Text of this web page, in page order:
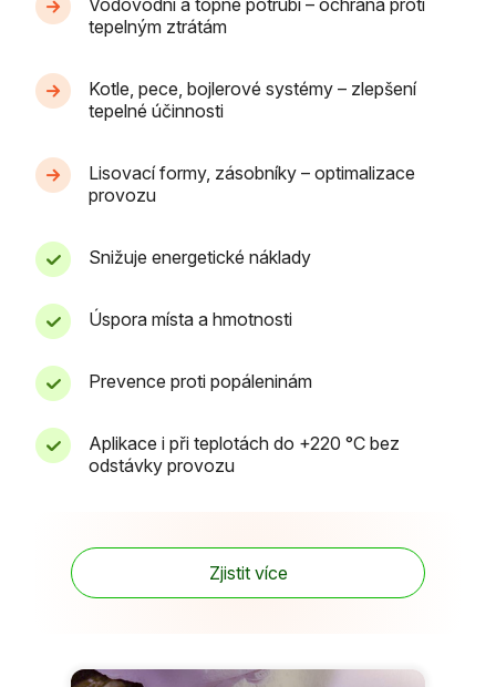
Vodovodní a topné potrubí – ochrana proti
tepelným ztrátám
Kotle, pece, bojlerové systémy – zlepšení
tepelné účinnosti
Lisovací formy, zásobníky – optimalizace
provozu
Snižuje energetické náklady
Úspora místa a hmotnosti
Prevence proti popáleninám
Aplikace i při teplotách do +220 °C bez
odstávky provozu
Zjistit více